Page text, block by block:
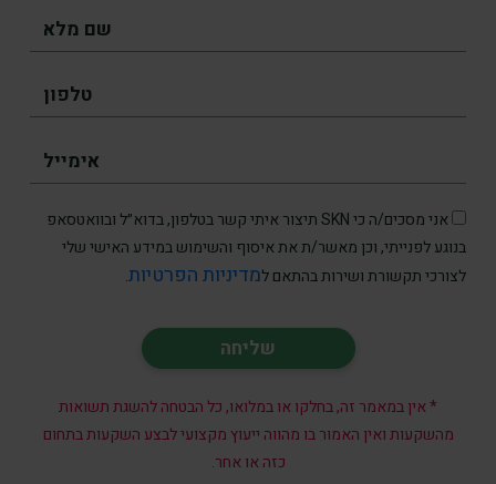
אני מסכים/ה כי SKN תיצור איתי קשר בטלפון, בדוא״ל ובוואטסאפ
בנוגע לפנייתי, וכן מאשר/ת את איסוף והשימוש במידע האישי שלי
לצורכי תקשורת ושירות בהתאם למדיניות הפרטיות.
* אין במאמר זה, בחלקו או במלואו, כל הבטחה להשגת תשואות
מהשקעות ואין האמור בו מהווה ייעוץ מקצועי לבצע השקעות בתחום
כזה או אחר.